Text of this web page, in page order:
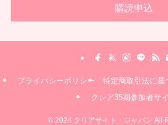
プライバシーポリシー 特定商取引法に基
クレア35期参加者サ
©2024 クリアサイト・ジャパン All